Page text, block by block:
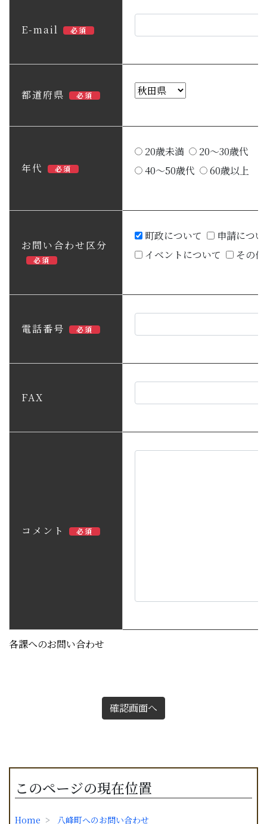
各課へのお問い合わせ
E-mail 必須
都道府県 必須
年代 必須
20歳未満
20～30歳代
40～50歳代
60歳以上
お問い合わせ区分
必須
町政について
申請につ
イベントについて
その他
電話番号 必須
FAX
コメント 必須
確認画面へ
このページの現在位置
Home 八峰町へのお問い合わせ